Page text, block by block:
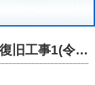
令和3年度 村道野原椎葉線災害復旧工事1(令和2年災過年)